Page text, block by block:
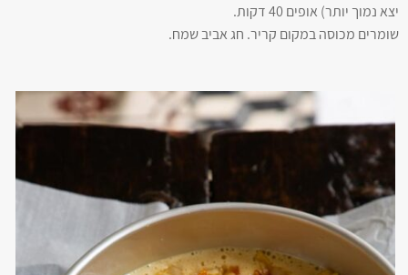
יצא נמוך יותר) אופים 40 דקות.
שומרים מכוסה במקום קריר. חג אביב שמח.